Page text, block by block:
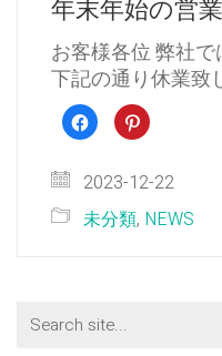
年末年始の営
お客様各位 弊社
下記の通り休業致
Facebook
で
す
る
は
ク
だ
さ
ク
リ
し
て
で
共
2023-12-22
未分類, NEWS
Search
for: